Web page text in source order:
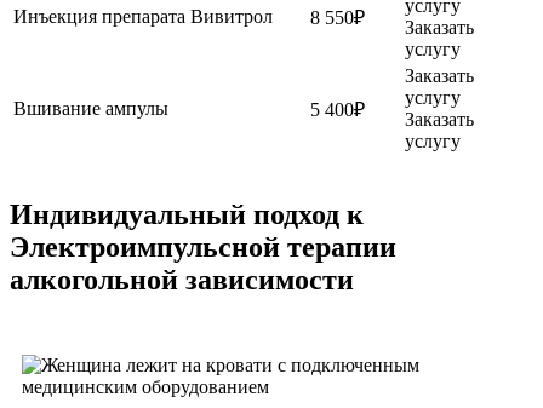
Инъекция препарата Вивитрол 8 550₽
услугу
Заказать
услугу
Вшивание ампулы 5 400₽
Заказать
услугу
Заказать
услугу
Индивидуальный подход к
Электроимпульсной терапии
алкогольной зависимости